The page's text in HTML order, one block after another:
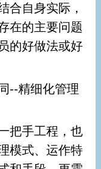
合自身实际，
在的主要问题
的好做法或好
--精细化管理
把手工程，也
模式、运作特